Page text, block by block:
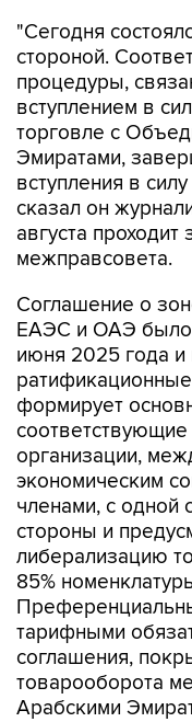
"Сегодня
стороной.
процедуры,
вступлением в
торговле с
Эмиратами,
вступления в
сказал он
августа
межправсовета.
Соглашение о
ЕАЭС и ОАЭ было
июня 2025 года и
формирует
организации,
экономическим
членами, с одной
стороны и
либерализацию
85%
тарифными
соглашения,
товарооборота
Арабскими